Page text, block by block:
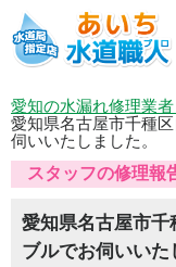
愛知の水漏れ修理業
愛知県名古屋市千種
伺いいたしました。
スタッフの修理報
愛知県名古屋市千
ブルでお伺いいた